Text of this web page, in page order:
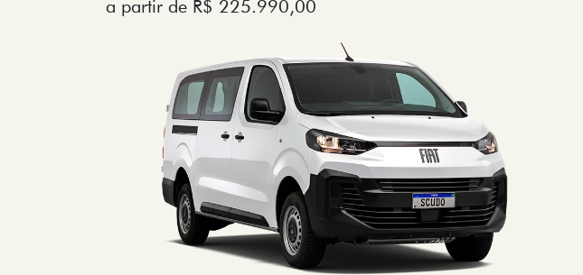
a partir de R$ 225.990,00